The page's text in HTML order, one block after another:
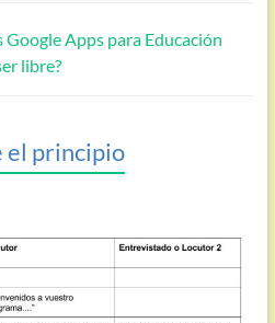
Google Apps para Educación
libre?
el principio